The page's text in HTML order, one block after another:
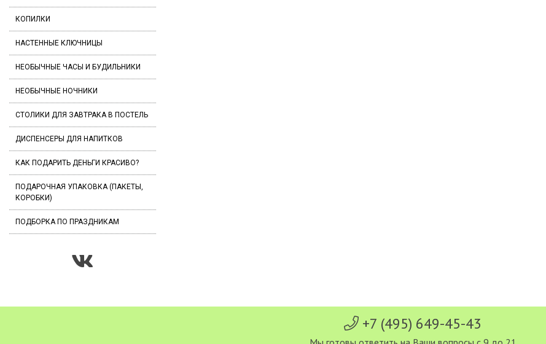
КОПИЛКИ
НАСТЕННЫЕ КЛЮЧНИЦЫ
НЕОБЫЧНЫЕ ЧАСЫ И БУДИЛЬНИКИ
НЕОБЫЧНЫЕ НОЧНИКИ
СТОЛИКИ ДЛЯ ЗАВТРАКА В ПОСТЕЛЬ
ДИСПЕНСЕРЫ ДЛЯ НАПИТКОВ
КАК ПОДАРИТЬ ДЕНЬГИ КРАСИВО?
ПОДАРОЧНАЯ УПАКОВКА (ПАКЕТЫ,
КОРОБКИ)
ПОДБОРКА ПО ПРАЗДНИКАМ
+7 (495) 649-45-43